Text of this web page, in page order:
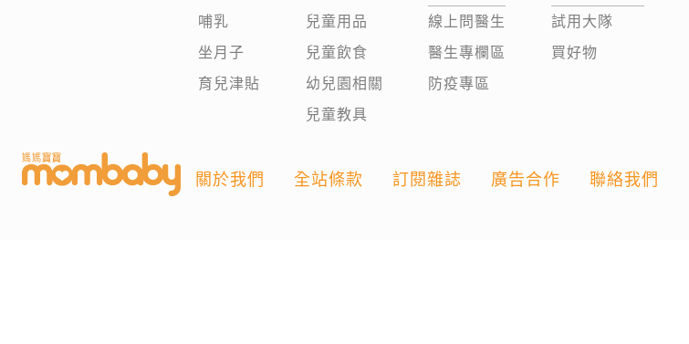
哺乳
坐月子
育兒津貼
兒童用品
兒童飲食
幼兒園相關
兒童教具
線上問醫生
醫生專欄區
防疫專區
試用大隊
買好物
關於我們 全站條款 訂閱雜誌 廣告合作 聯絡我們